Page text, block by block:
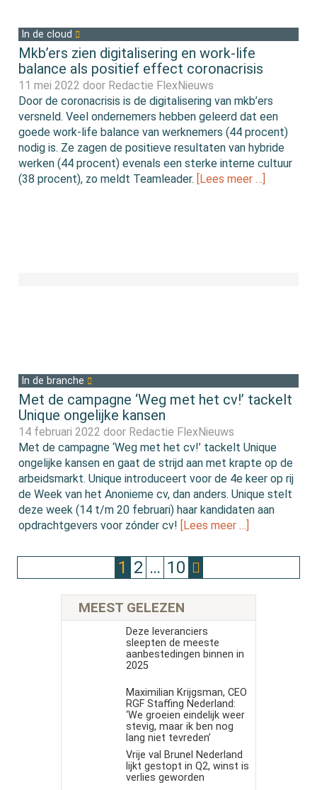
In de cloud
Mkb’ers zien digitalisering en work-life
balance als positief effect coronacrisis
11 mei 2022 door Redactie FlexNieuws
Door de coronacrisis is de digitalisering van mkb’ers
versneld. Veel ondernemers hebben geleerd dat een
goede work-life balance van werknemers (44 procent)
nodig is. Ze zagen de positieve resultaten van hybride
werken (44 procent) evenals een sterke interne cultuur
(38 procent), zo meldt Teamleader. [Lees meer …]
In de branche
Met de campagne ‘Weg met het cv!’ tackelt
Unique ongelijke kansen
14 februari 2022 door Redactie FlexNieuws
Met de campagne ‘Weg met het cv!’ tackelt Unique
ongelijke kansen en gaat de strijd aan met krapte op de
arbeidsmarkt. Unique introduceert voor de 4e keer op rij
de Week van het Anonieme cv, dan anders. Unique stelt
deze week (14 t/m 20 februari) haar kandidaten aan
opdrachtgevers voor zónder cv! [Lees meer …]
1 2 … 10
MEEST GELEZEN
Deze leveranciers
sleepten de meeste
aanbestedingen binnen in
2025
Maximilian Krijgsman, CEO
RGF Staffing Nederland:
‘We groeien eindelijk weer
stevig, maar ik ben nog
lang niet tevreden’
Vrije val Brunel Nederland
lijkt gestopt in Q2, winst is
verlies geworden